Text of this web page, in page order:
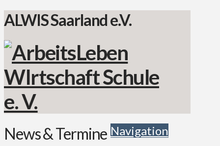
ALWIS Saarland e.V.
Navigation
News & Termine